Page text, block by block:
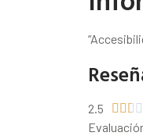
2.5    